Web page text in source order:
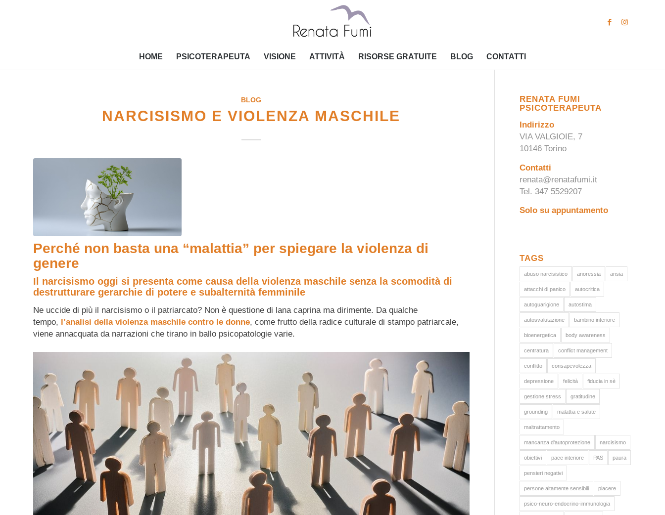
HOME PSICOTERAPEUTA VISIONE ATTIVITÀ RISORSE GRATUITE BLOG CONTATTI
BLOG
NARCISISMO E VIOLENZA MASCHILE
Perché non basta una “malattia” per spiegare la violenza di
genere
Il narcisismo oggi si presenta come causa della violenza maschile senza la scomodità di
destrutturare gerarchie di potere e subalternità femminile
Ne uccide di più il narcisismo o il patriarcato? Non è questione di lana caprina ma dirimente. Da qualche
tempo, l’analisi della violenza maschile contro le donne, come frutto della radice culturale di stampo patriarcale,
viene annacquata da narrazioni che tirano in ballo psicopatologie varie.
RENATA FUMI
PSICOTERAPEUTA
Indirizzo
VIA VALGIOIE, 7
10146 Torino
Contatti
renata@renatafumi.it
Tel. 347 5529207
Solo su appuntamento
TAGS
abuso narcisistico anoressia ansia
attacchi di panico autocritica
autoguarigione autostima
autosvalutazione bambino interiore
bioenergetica body awareness
centratura conflict management
conflitto consapevolezza
depressione felicità fiducia in sè
gestione stress gratitudine
grounding malattia e salute
maltrattamento
mancanza d'autoprotezione narcisismo
obiettivi pace interiore PAS paura
pensieri negativi
persone altamente sensibili piacere
psico-neuro-endocrino-immunologia